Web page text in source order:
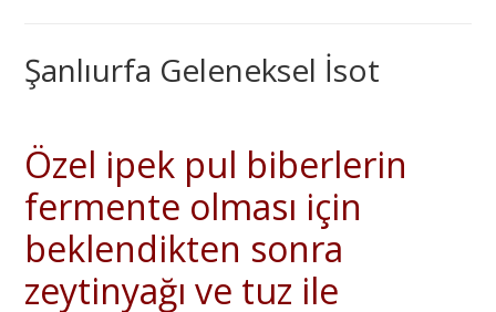
Şanlıurfa Geleneksel İsot
Özel ipek pul biberlerin
fermente olması için
beklendikten sonra
zeytinyağı ve tuz ile